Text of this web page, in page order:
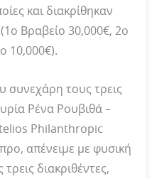
και διακρίθηκαν
Βραβείο 30,000€, 2ο
10,000€).
συνεχάρη τους τρεις
Ρένα Ρουβιθά –
Philanthropic
απένειμε με φυσική
διακριθέντες,